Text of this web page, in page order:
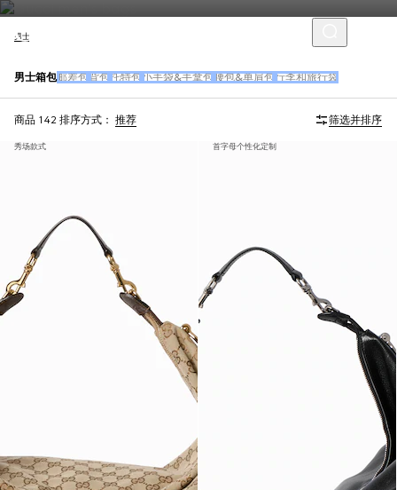
男士
男士箱包邮差包 背包 托特包 小手袋&手拿包 腰包&单肩包 行李和旅行袋
商品 142 排序方式： 推荐 筛选并排序
秀场款式 首字母个性化定制